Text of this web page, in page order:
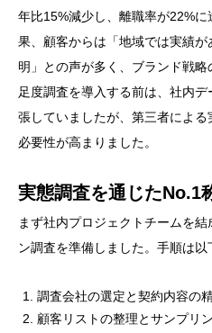
年比15%減少し、離職率が22%
果、顧客からは「地域では実績
明」との声が多く、ブランド戦
足度調査を導入する前は、社内
張していましたが、第三者によ
必要性が高まりました。
実態調査を通じたNo.1
まず社内プロジェクトチームを
ン調査を準備しました。手順は以
調査会社の選定と契約内容の
顧客リストの整理とサンプリ